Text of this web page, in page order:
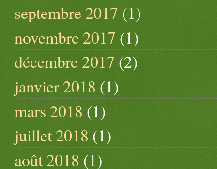
septembre 2017 (1)
novembre 2017 (1)
décembre 2017 (2)
janvier 2018 (1)
mars 2018 (1)
juillet 2018 (1)
août 2018 (1)